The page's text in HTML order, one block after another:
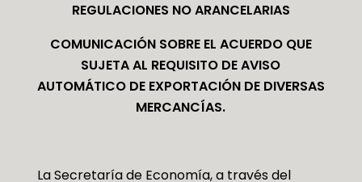
REGULACIONES NO ARANCELARIAS
COMUNICACIÓN SOBRE EL ACUERDO QUE
SUJETA AL REQUISITO DE AVISO
AUTOMÁTICO DE EXPORTACIÓN DE DIVERSAS
MERCANCÍAS.
La Secretaría de Economía, a través del